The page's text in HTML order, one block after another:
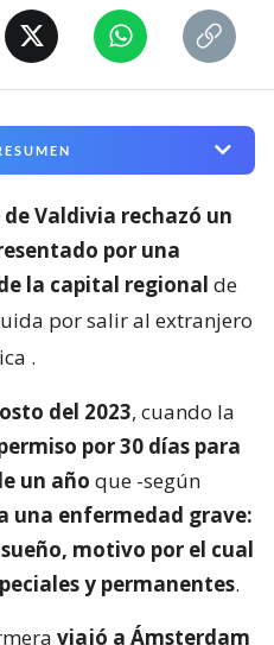
Valdivia rechazó un
por una
la capital regional de
por salir al extranjero
.
del 2023, cuando la
por 30 días para
un año que -según
una enfermedad grave:
motivo por el cual
y permanentes.
viajó a Ámsterdam